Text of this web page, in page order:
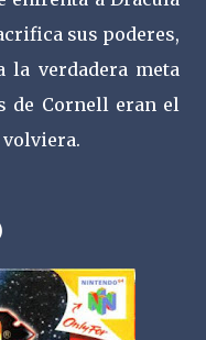
sus poderes,
la verdadera meta
de Cornell eran el